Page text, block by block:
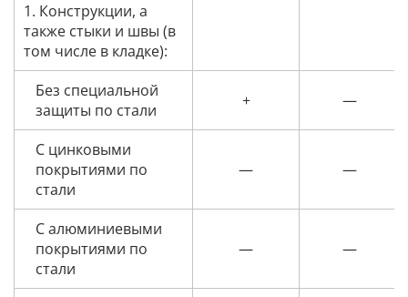
1. Конструкции, а
также стыки и швы (в
том числе в кладке):
Без специальной
защиты по стали
+ —
С цинковыми
покрытиями по
стали
— —
С алюминиевыми
покрытиями по
стали
— —